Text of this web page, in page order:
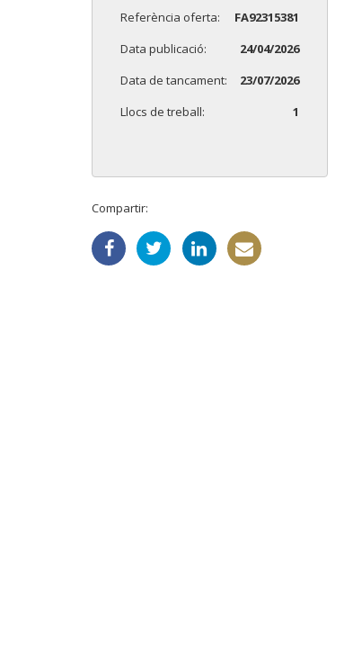
Referència oferta:
FA92315381
Data publicació:
24/04/2026
Data de tancament:
23/07/2026
Llocs de treball:
1
Compartir: